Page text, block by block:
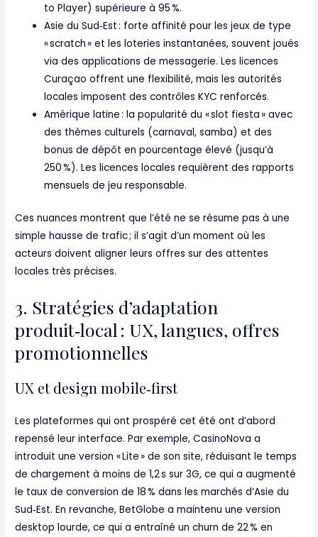
to Player) supérieure à 95 %.
Asie du Sud‑Est : forte affinité pour les jeux de type
« scratch » et les loteries instantanées, souvent joués
via des applications de messagerie. Les licences
Curaçao offrent une flexibilité, mais les autorités
locales imposent des contrôles KYC renforcés.
Amérique latine : la popularité du « slot fiesta » avec
des thèmes culturels (carnaval, samba) et des
bonus de dépôt en pourcentage élevé (jusqu’à
250 %). Les licences locales requièrent des rapports
mensuels de jeu responsable.
Ces nuances montrent que l’été ne se résume pas à une
simple hausse de trafic ; il s’agit d’un moment où les
acteurs doivent aligner leurs offres sur des attentes
locales très précises.
3. Stratégies d’adaptation
produit‑local : UX, langues, offres
promotionnelles
UX et design mobile‑first
Les plateformes qui ont prospéré cet été ont d’abord
repensé leur interface. Par exemple, CasinoNova a
introduit une version « Lite » de son site, réduisant le temps
de chargement à moins de 1,2 s sur 3G, ce qui a augmenté
le taux de conversion de 18 % dans les marchés d’Asie du
Sud‑Est. En revanche, BetGlobe a maintenu une version
desktop lourde, ce qui a entraîné un churn de 22 % en